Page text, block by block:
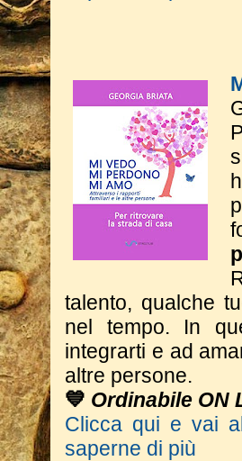
talento, qualche
nel tempo.
In
integrarti e ad
altre persone.
💙 Ordinabile ON
Clicca qui e vai
saperne di più